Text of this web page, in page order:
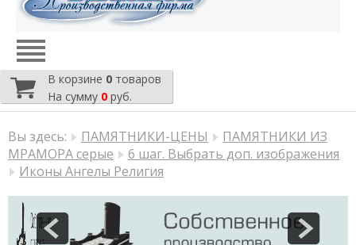
В корзине 0 товаров
На сумму 0 руб.
Вы здесь: ПАМЯТНИКИ-ЦЕНЫ
ПАМЯТНИКИ ИЗ
МРАМОРА серые
6 шаг. Выбрать доп. изображения
Иконы Ангелы Религия